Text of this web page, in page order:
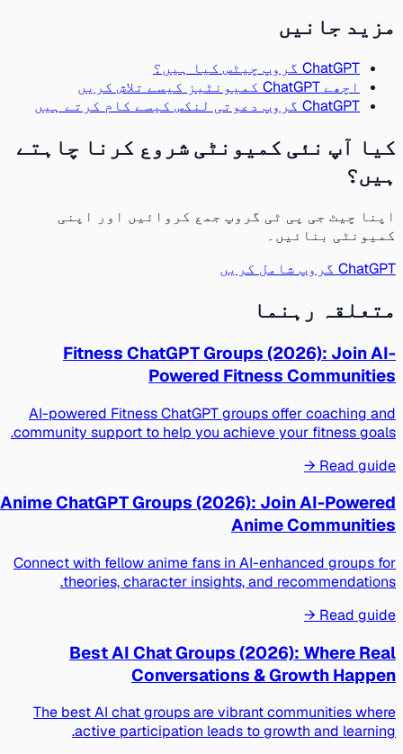
مزید جانیں
ChatGPT گروپ چیٹس کیا ہیں؟
اچھے ChatGPT کمیونٹیز کیسے تلاش کریں
ChatGPT گروپ دعوتی لنکس کیسے کام کرتے ہیں
کیا آپ نئی کمیونٹی شروع کرنا چاہتے
ہیں؟
اپنا چیٹ جی پی ٹی گروپ جمع کروائیں اور اپنی
کمیونٹی بنائیں۔
ChatGPT گروپ شامل کریں
متعلقہ رہنما
Fitness ChatGPT Groups (2026): Join AI-
Powered Fitness Communities
AI-powered Fitness ChatGPT groups offer coaching and
community support to help you achieve your fitness goals.
Read guide →
Anime ChatGPT Groups (2026): Join AI-Powered
Anime Communities
Connect with fellow anime fans in AI-enhanced groups for
theories, character insights, and recommendations.
Read guide →
Best AI Chat Groups (2026): Where Real
Conversations & Growth Happen
The best AI chat groups are vibrant communities where
active participation leads to growth and learning.